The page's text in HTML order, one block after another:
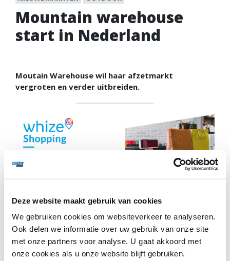
Deze website maakt gebruik van cookies
We gebruiken cookies om websiteverkeer te analyseren.
Ook delen we informatie over uw gebruik van onze site
met onze partners voor analyse. U gaat akkoord met
onze cookies als u onze website blijft gebruiken.
Mountain warehouse
start in Nederland
Moutain Warehouse wil haar afzetmarkt
vergroten en verder uitbreiden.
Nederland. De eerste winkel zal zich in Leiden vestigen.
Moutain Warehouse is twintig jaar geleden opgericht en
het bedrijf is al actief is Canada, de Verenigde Staten,
Ierland, Oostenrijk en Polen en gaat binnenkort ook van
start in Tsjechië. Mountain Warehouse telt inmiddels al